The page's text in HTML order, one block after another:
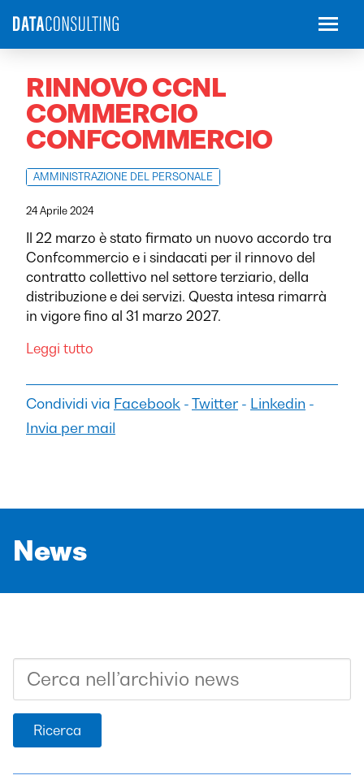
RINNOVO CCNL
COMMERCIO
CONFCOMMERCIO
AMMINISTRAZIONE DEL PERSONALE
24 Aprile 2024
Il 22 marzo è stato firmato un nuovo accordo tra
Confcommercio e i sindacati per il rinnovo del
contratto collettivo nel settore terziario, della
distribuzione e dei servizi. Questa intesa rimarrà
in vigore fino al 31 marzo 2027.
Leggi tutto
Condividi via Facebook - Twitter - Linkedin -
Invia per mail
News
Ricerca